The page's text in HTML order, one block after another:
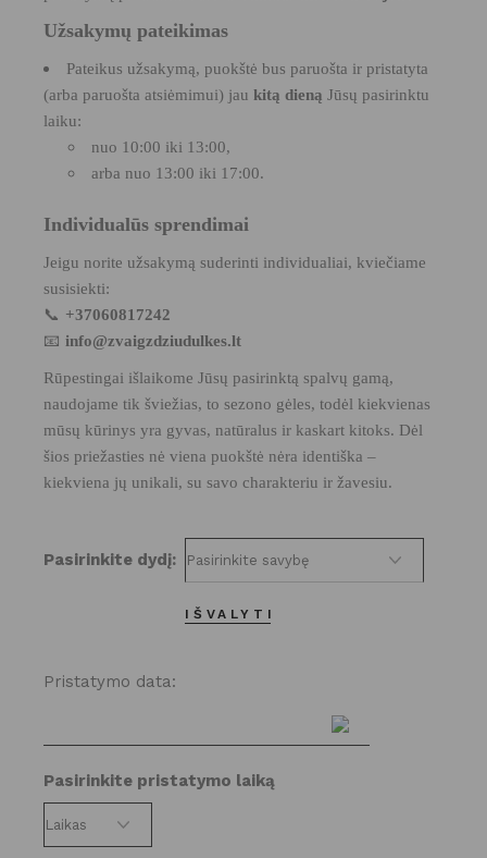
Užsakymų pateikimas
Pateikus užsakymą, puokštė bus paruošta ir pristatyta
(arba paruošta atsiėmimui) jaukitą dieną Jūsų pasirinktu
laiku:
nuo 10:00 iki 13:00,
arba nuo 13:00 iki 17:00.
Individualūs sprendimai
Jeigu norite užsakymą suderinti individualiai, kviečiame
susisiekti:
📞 +37060817242
📧 info@zvaigzdziudulkes.lt
Rūpestingai išlaikome Jūsų pasirinktą spalvų gamą,
naudojame tik šviežias, to sezono gėles, todėl kiekvienas
mūsų kūrinys yra gyvas, natūralus ir kaskart kitoks. Dėl
šios priežasties nė viena puokštė nėra identiška –
kiekviena jų unikali, su savo charakteriu ir žavesiu.
Pasirinkite dydį
IŠVALYTI
Pristatymo data:
Pasirinkite pristatymo laiką